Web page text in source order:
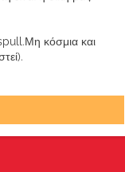
κόσμια και